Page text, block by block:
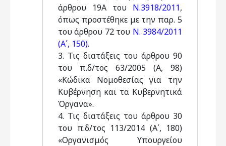
άρθρου 19Α του Ν.3918/2011,
όπως προστέθηκε με την παρ. 5
του άρθρου 72 του Ν. 3984/2011
(Α΄, 150).
3. Τις διατάξεις του άρθρου 90
του π.δ/τος 63/2005 (Α, 98)
«Κώδικα Νομοθεσίας για την
Κυβέρνηση και τα Κυβερνητικά
Όργανα».
4. Τις διατάξεις του άρθρου 30
του π.δ/τος 113/2014 (Α΄, 180)
«Οργανισμός Υπουργείου